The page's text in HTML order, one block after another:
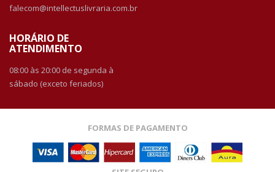
falecom@intellectuslivraria.com.br
HORÁRIO DE
ATENDIMENTO
08:00 às 20:00 de segunda à
sábado (exceto feriados)
FORMAS DE PAGAMENTO